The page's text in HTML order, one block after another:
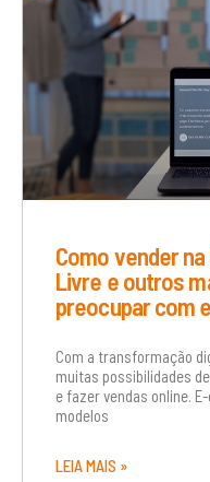
Como vender
Livre e outros
preocupar com
Com a transformação
muitas possibilidades
e fazer vendas online.
modelos
LEIA MAIS »